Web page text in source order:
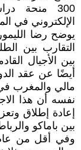
300 منحة
الإلكتروني في
يوضح رضا
التقارب بين
بين الأجيال
أيضًا عن عقد
نفسه أن هذا
إعادة إطلاق
بين باماكو
وفي أقل من